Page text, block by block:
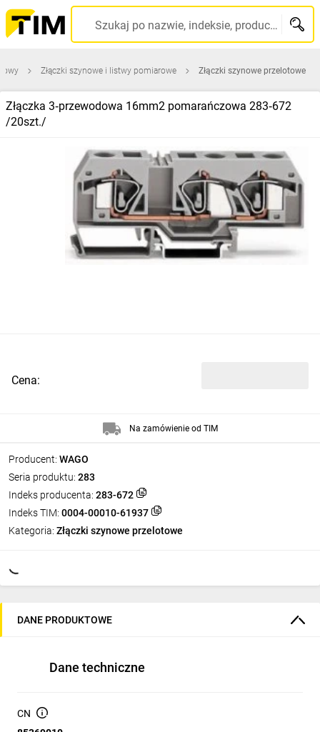
Szukaj po nazwie, indeksie, producencie, kodzie kreskowym...
Złączki szynowe i listwy pomiarowe Złączki szynowe przelotowe
Złączka 3‑przewodowa 16mm2 pomarańczowa 283‑672
/20szt./
Producent: WAGO
Seria produktu: 283
Indeks producenta: 283-672
Indeks TIM: 0004-00010-61937
Kategoria: Złączki szynowe przelotowe
Cena:
Na zamówienie od TIM
DANE PRODUKTOWE
Dane techniczne
CN